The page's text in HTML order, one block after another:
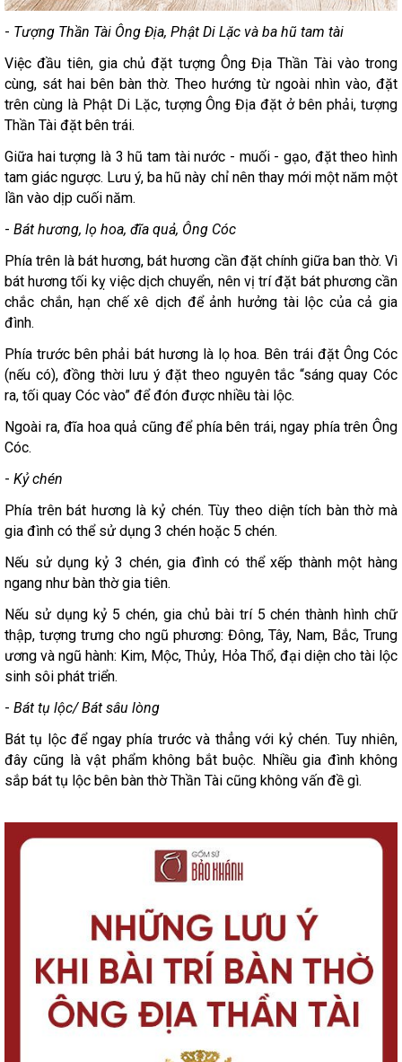
- Tượng Thần Tài Ông Địa, Phật Di Lặc và ba hũ tam tài
Việc đầu tiên, gia chủ đặt tượng Ông Địa Thần Tài vào trong
cùng, sát hai bên bàn thờ. Theo hướng từ ngoài nhìn vào, đặt
trên cùng là Phật Di Lặc, tượng Ông Địa đặt ở bên phải, tượng
Thần Tài đặt bên trái.
Giữa hai tượng là 3 hũ tam tài nước - muối - gạo, đặt theo hình
tam giác ngược. Lưu ý, ba hũ này chỉ nên thay mới một năm một
lần vào dịp cuối năm.
- Bát hương, lọ hoa, đĩa quả, Ông Cóc
Phía trên là bát hương, bát hương cần đặt chính giữa ban thờ. Vì
bát hương tối kỵ việc dịch chuyển, nên vị trí đặt bát phương cần
chắc chắn, hạn chế xê dịch để ảnh hưởng tài lộc của cả gia
đình.
Phía trước bên phải bát hương là lọ hoa. Bên trái đặt Ông Cóc
(nếu có), đồng thời lưu ý đặt theo nguyên tắc “sáng quay Cóc
ra, tối quay Cóc vào” để đón được nhiều tài lộc.
Ngoài ra, đĩa hoa quả cũng để phía bên trái, ngay phía trên Ông
Cóc.
- Kỷ chén
Phía trên bát hương là kỷ chén. Tùy theo diện tích bàn thờ mà
gia đình có thể sử dụng 3 chén hoặc 5 chén.
Nếu sử dụng kỷ 3 chén, gia đình có thể xếp thành một hàng
ngang như bàn thờ gia tiên.
Nếu sử dụng kỷ 5 chén, gia chủ bài trí 5 chén thành hình chữ
thập, tượng trưng cho ngũ phương: Đông, Tây, Nam, Bắc, Trung
ương và ngũ hành: Kim, Mộc, Thủy, Hỏa Thổ, đại diện cho tài lộc
sinh sôi phát triển.
- Bát tụ lộc/ Bát sâu lòng
Bát tụ lộc để ngay phía trước và thẳng với kỷ chén. Tuy nhiên,
đây cũng là vật phẩm không bắt buộc. Nhiều gia đình không
sắp bát tụ lộc bên bàn thờ Thần Tài cũng không vấn đề gì.